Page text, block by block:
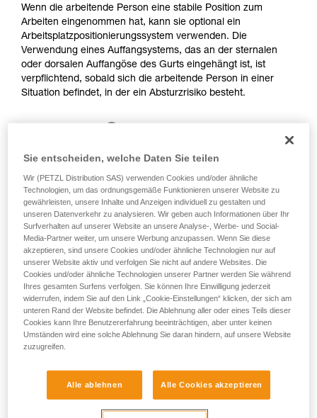
Training voraus. Prüfen Sie zusammen mit
einem Profi, ob Sie in der Lage sind, den
Vorgang alleine sicher zu wiederholen, bevor
Sie ihn eigenständig durchführen.
Wir geben Beispiele für die mit Ihrer Aktivität
verbundenen Techniken. Möglicherweise gibt es
noch andere Techniken, die hier nicht
Wenn die arbeitende Person eine stabile Position zum
Arbeiten eingenommen hat, kann sie optional ein
Arbeitsplatzpositionierungssystem verwenden. Die
Verwendung eines Auffangsystems, das an der sternalen
oder dorsalen Auffangöse des Gurts eingehängt ist, ist
verpflichtend, sobald sich die arbeitende Person in einer
Situation befindet, in der ein Absturzrisiko besteht.
Sie entscheiden, welche Daten Sie teilen
Wir (PETZL Distribution SAS) verwenden Cookies und/oder ähnliche
Technologien, um das ordnungsgemäße Funktionieren unserer Website zu
gewährleisten, unsere Inhalte und Anzeigen individuell zu gestalten und
unseren Datenverkehr zu analysieren. Wir geben auch Informationen über Ihr
Surfverhalten auf unserer Website an unsere Analyse-, Werbe- und Social-
Media-Partner weiter, um unsere Werbung anzupassen. Wenn Sie diese
akzeptieren, sind unsere Cookies und/oder ähnliche Technologien nur auf
unserer Website aktiv und verfolgen Sie nicht auf andere Websites. Die
Cookies und/oder ähnliche Technologien unserer Partner werden Sie während
Ihres gesamten Surfens verfolgen. Sie können Ihre Einwilligung jederzeit
widerrufen, indem Sie auf den Link „Cookie-Einstellungen“ klicken, der sich am
unteren Rand der Website befindet. Die Ablehnung aller oder eines Teils dieser
Cookies kann Ihre Benutzererfahrung beeinträchtigen, aber unter keinen
Umständen wird eine solche Ablehnung Sie daran hindern, auf unsere Website
zuzugreifen.
Alle ablehnen Alle Cookies akzeptieren